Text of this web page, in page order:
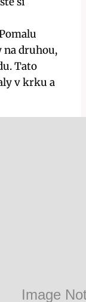
na ​druhou,
Tato
v krku a